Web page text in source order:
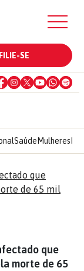
FILIE-SE
Saúde Mulheres
que
morte de 65